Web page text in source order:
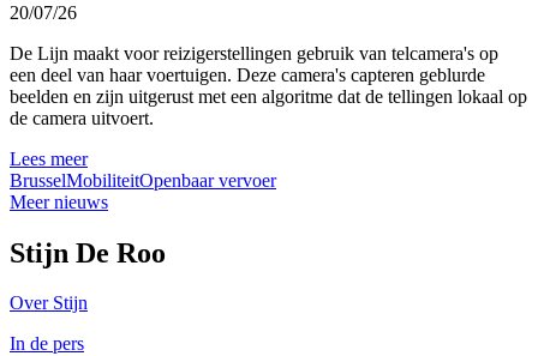
20/07/26
De Lijn maakt voor reizigerstellingen gebruik van telcamera's op
een deel van haar voertuigen. Deze camera's capteren geblurde
beelden en zijn uitgerust met een algoritme dat de tellingen lokaal op
de camera uitvoert.
Lees meer
BrusselMobiliteitOpenbaar vervoer
Meer nieuws
Stijn De Roo
Over Stijn
In de pers